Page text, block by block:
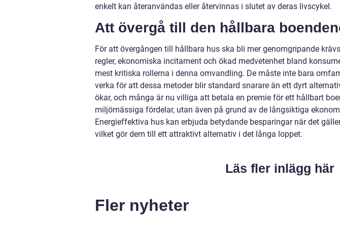
enkelt kan återanvändas eller återvinnas i slutet av deras livscykel.
Att övergå till den hållbara
För att övergången till hållbara hus ska bli mer genomgripande
regler, ekonomiska incitament och ökad medvetenhet bland
mest kritiska rollerna i denna omvandling. De måste inte bara
verka för att dessa metoder blir standard snarare än ett dyrt
ökar, och många är nu villiga att betala en premie för ett hållbart
miljömässiga fördelar, utan även på grund av de långsiktiga
Energieffektiva hus kan erbjuda betydande besparingar när det
vilket gör dem till ett attraktivt alternativ i det långa loppet.
Läs fler inlägg här
Fler nyheter